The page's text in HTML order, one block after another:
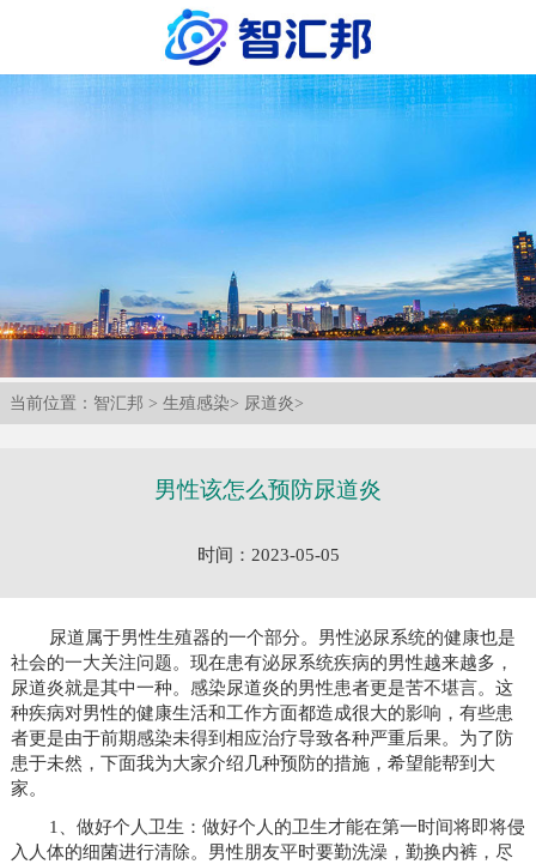
当前位置： 智汇邦 > 生殖感染> 尿道炎>
男性该怎么预防尿道炎
时间：2023-05-05
尿道属于男性生殖器的一个部分。男性泌尿系统的健康也是
社会的一大关注问题。现在患有泌尿系统疾病的男性越来越多，
尿道炎就是其中一种。感染尿道炎的男性患者更是苦不堪言。这
种疾病对男性的健康生活和工作方面都造成很大的影响，有些患
者更是由于前期感染未得到相应治疗导致各种严重后果。为了防
患于未然，下面我为大家介绍几种预防的措施，希望能帮到大
家。
1、做好个人卫生：做好个人的卫生才能在第一时间将即将侵
入人体的细菌进行清除。男性朋友平时要勤洗澡，勤换内裤，尽